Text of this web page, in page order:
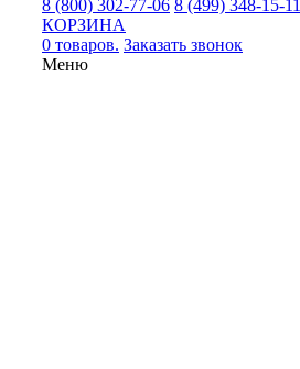
8 (800) 302-77-06 8 (499) 348-15-11
КОРЗИНА
0 товаров. Заказать звонок
Меню